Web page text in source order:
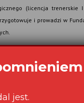
(licencja trenerskie I
i prowadzi w
jak pomóc pacjentce?